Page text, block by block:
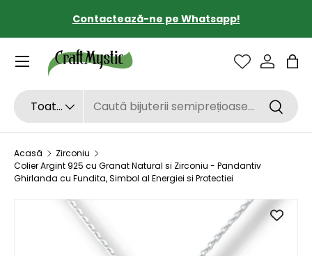
SARI LA CONȚINUT
Contactează-ne pe Whatsapp!
Căutare
Tipul de produs
Toate
Sac
Acasă
Zirconiu
Colier Argint 925 cu Granat Natural si Zirconiu - Pandantiv
Ghirlanda cu Fundita, Simbol al Energiei si Protectiei
SARI LA INFORMAȚIILE DESPRE PRODUS